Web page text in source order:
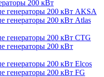
200 кВт
генераторы 200 кВт AKSA
генераторы 200 кВт Atlas
генераторы 200 кВт CTG
генераторы 200 кВт
генераторы 200 кВт Elcos
генераторы 200 кВт FG